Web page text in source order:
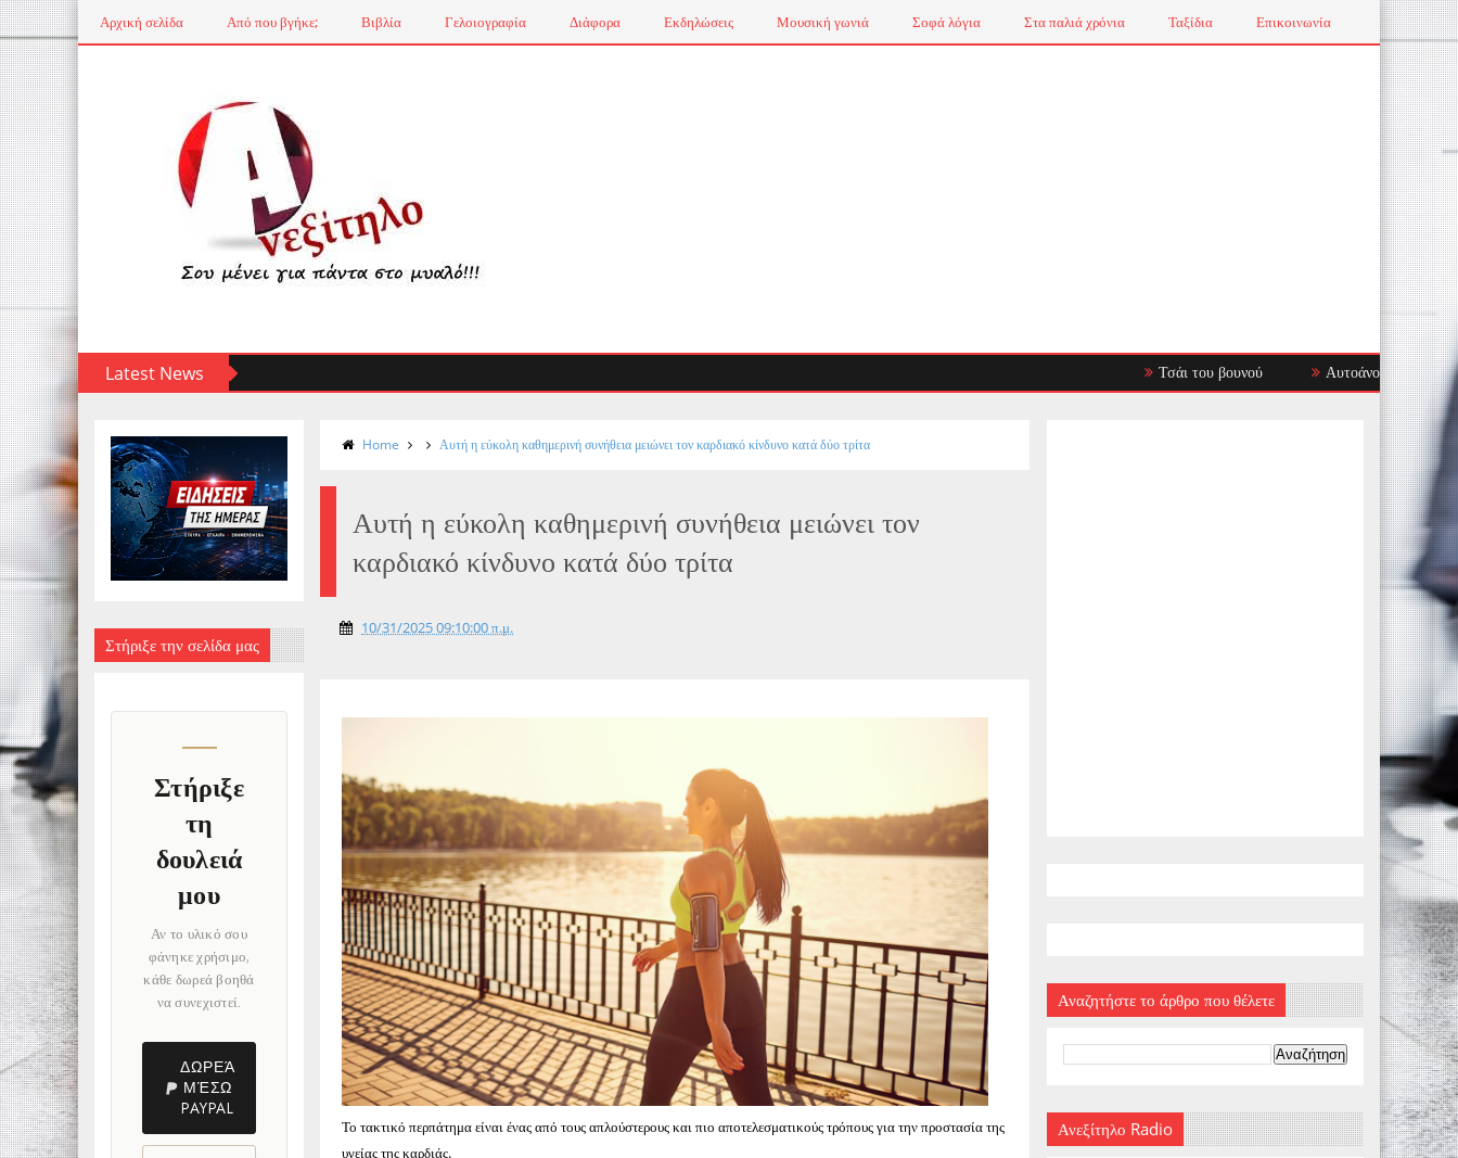
Αρχική σελίδα Από που βγήκε; Βιβλία Γελοιογραφία Διάφορα Εκδηλώσεις Μουσική γωνιά Σοφά λόγια Στα παλιά χρόνια Ταξίδια Επικοινωνία
Latest News Τσάι του βουνού Αυτοάνοσα Νοσήματα: Όταν
Στήριξε την σελίδα μας
Στήριξε
τη
δουλειά
μου
Αν το υλικό σου
φάνηκε χρήσιμο,
κάθε δωρεά βοηθά
να συνεχιστεί.
ΔΩΡΕΆ
ΜΈΣΩ
PAYPAL
Home Αυτή η εύκολη καθημερινή συνήθεια μειώνει τον καρδιακό κίνδυνο κατά δύο τρίτα
Αυτή η εύκολη καθημερινή συνήθεια μειώνει τον
καρδιακό κίνδυνο κατά δύο τρίτα
10/31/2025 09:10:00 π.μ.
Το τακτικό περπάτημα είναι ένας από τους απλούστερους και πιο αποτελεσματικούς τρόπους για την προστασία της
υγείας της καρδιάς.
Αναζητήστε το άρθρο που θέλετε
Ανεξίτηλο Radio